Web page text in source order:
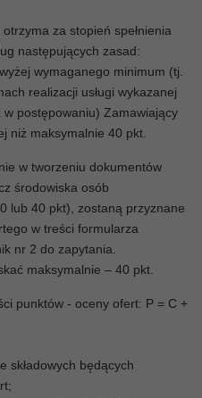
za stopień spełnienia
następujących zasad:
wymaganego minimum (tj.
realizacji usługi wykazanej
w postępowaniu) Zamawiający
niż maksymalnie 40 pkt.
w tworzeniu dokumentów
środowiska osób
lub 40 pkt), zostaną przyznane
w treści formularza
nr 2 do zapytania.
maksymalnie – 40 pkt.
punktów - oceny ofert: P = C +
składowych będących